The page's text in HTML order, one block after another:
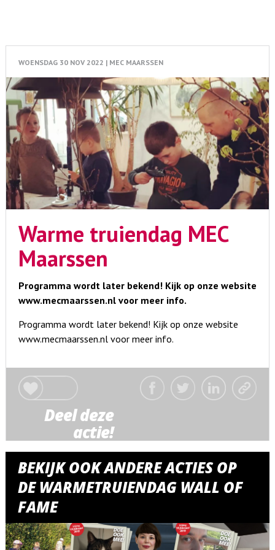
WOENSDAG 30 NOV 2022 | MEC MAARSSEN
Warme truiendag MEC
Maarssen
Programma wordt later bekend! Kijk op onze website
www.mecmaarssen.nl voor meer info.
Programma wordt later bekend! Kijk op onze website
www.mecmaarssen.nl voor meer info.
Deel deze
actie!
BEKIJK OOK ANDERE ACTIES OP
DE WARMETRUIENDAG WALL OF
FAME